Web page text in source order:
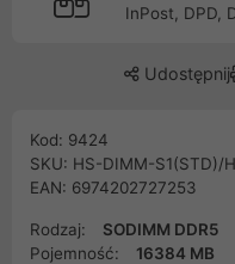
InPost, DPD,
Udostępnij
Kod: 9424
SKU: HS-DIMM-S1(STD)/
EAN: 6974202727253
Rodzaj:
SODIMM DDR5
Pojemność:
16384 MB